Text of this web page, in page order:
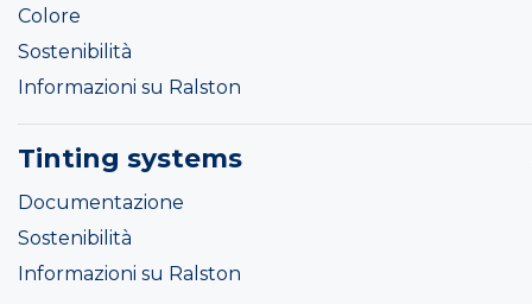
Colore
Sostenibilità
Informazioni su Ralston
Tinting systems
Documentazione
Sostenibilità
Informazioni su Ralston